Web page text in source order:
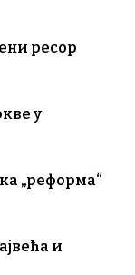
ресор
у
„реформа“
и